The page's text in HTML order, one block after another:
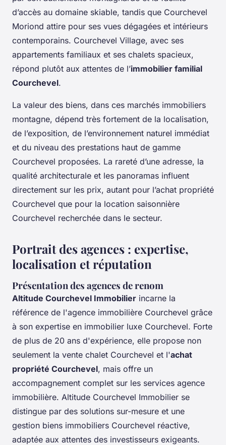
d’accès au domaine skiable, tandis que Courchevel
Moriond attire pour ses vues dégagées et intérieurs
contemporains. Courchevel Village, avec ses
appartements familiaux et ses chalets spacieux,
répond plutôt aux attentes de l’immobilier familial
Courchevel.
La valeur des biens, dans ces marchés immobiliers
montagne, dépend très fortement de la localisation,
de l’exposition, de l’environnement naturel immédiat
et du niveau des prestations haut de gamme
Courchevel proposées. La rareté d’une adresse, la
qualité architecturale et les panoramas influent
directement sur les prix, autant pour l’achat propriété
Courchevel que pour la location saisonnière
Courchevel recherchée dans le secteur.
Portrait des agences : expertise,
localisation et réputation
Présentation des agences de renom
Altitude Courchevel Immobilier incarne la
référence de l'agence immobilière Courchevel grâce
à son expertise en immobilier luxe Courchevel. Forte
de plus de 20 ans d'expérience, elle propose non
seulement la vente chalet Courchevel et l'achat
propriété Courchevel, mais offre un
accompagnement complet sur les services agence
immobilière. Altitude Courchevel Immobilier se
distingue par des solutions sur-mesure et une
gestion biens immobiliers Courchevel réactive,
adaptée aux attentes des investisseurs exigeants.